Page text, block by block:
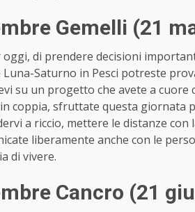
Gemelli (21
oggi, di prendere decisioni
Saturno in Pesci potreste
su un progetto che avete a cuore
coppia, sfruttate questa giornata
a riccio, mettere le distanze con
liberamente anche con le
di vivere.
Cancro (21